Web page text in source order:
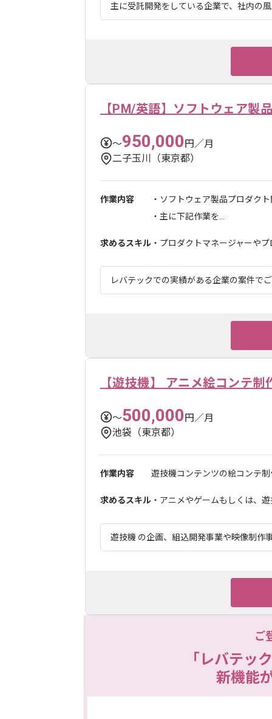
主に受託開発をしている企業で、社内の
【PM/英語】ソフトウェア製
〜950,000円／月
二子玉川（東京都）
作業内容
・ソフトウェア製品プロダク
・主に下記作業を...
求めるスキル ・プロダクトマネージャーや
レバテックでの実績がある企業の案件で
【遊技機】 アニメ絵コンテ制
〜500,000円／月
池袋（東京都）
作業内容 遊技機コンテンツの絵コンテ
求めるスキル ・アニメやゲームもしくは、
遊技機 の企画、組込開発事業や映像制作
ご
「レバテッ
新機能